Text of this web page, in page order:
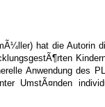
hat die Autorin
Anwendung des
UmstÃ¤nden